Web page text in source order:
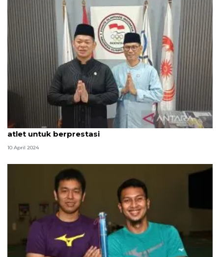
Ketua KOI berharap Idul Fitri jadi penyemangat
atlet untuk berprestasi
10 April 2024